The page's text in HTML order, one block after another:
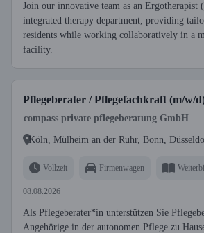
Join our innovative team as an
integrated therapy department, providing
residents while working collaboratively in a
facility.
Pflegeberater / Pflegefachkraft (m/w/
compass private pflegeberatung GmbH
Köln, Mülheim an der Ruhr, Bonn,
Vollzeit Firmenwagen
08.08.2026
Als Pflegeberater*in unterstützen Sie
Angehörige in der autonomen Pflege zu